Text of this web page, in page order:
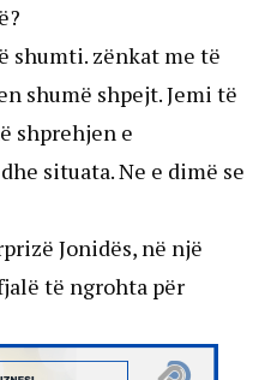
shumti. zënkat me të
shumë shpejt. Jemi të
shprehjen e
situata. Ne e dimë se
Jonidës, në një
të ngrohta për